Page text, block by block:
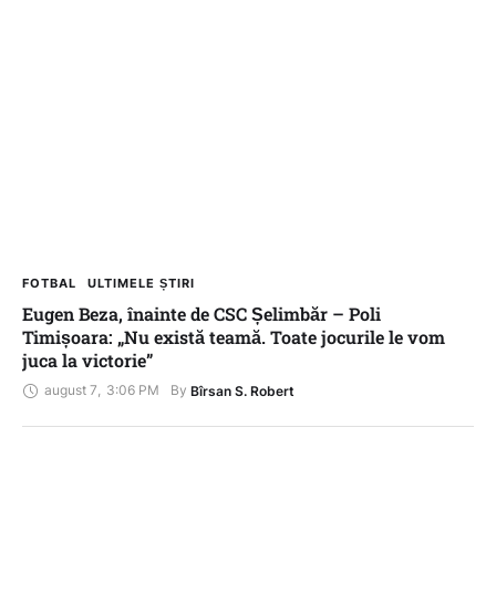
FOTBAL ULTIMELE ȘTIRI
Eugen Beza, înainte de CSC Șelimbăr – Poli
Timișoara: „Nu există teamă. Toate jocurile le vom
juca la victorie”
august 7, 3:06 PM By Bîrsan S. Robert